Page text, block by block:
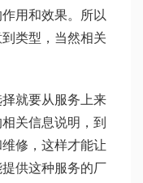
用和效果。所以
类型，当然相关
就要从服务上来
关信息说明，到
修，这样才能让
供这种服务的厂